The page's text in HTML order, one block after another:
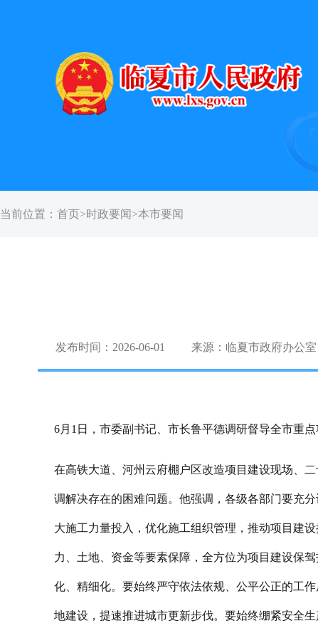
当前位置： 首页>时政要闻 >本市要闻
发布时间：2026-06-01 来源：临夏市政府办公室
6月1日，市委副书记、市长鲁平德调研督导全市重
在高铁大道、河州云府棚户区改造项目建设现场、
调解决存在的困难问题。他强调，各级各部门要充
大施工力量投入，优化施工组织管理，推动项目建
力、土地、资金等要素保障，全方位为项目建设保
化、精细化。要始终严守依法依规、公平公正的工
地建设，提速推进城市更新步伐。要始终绷紧安全